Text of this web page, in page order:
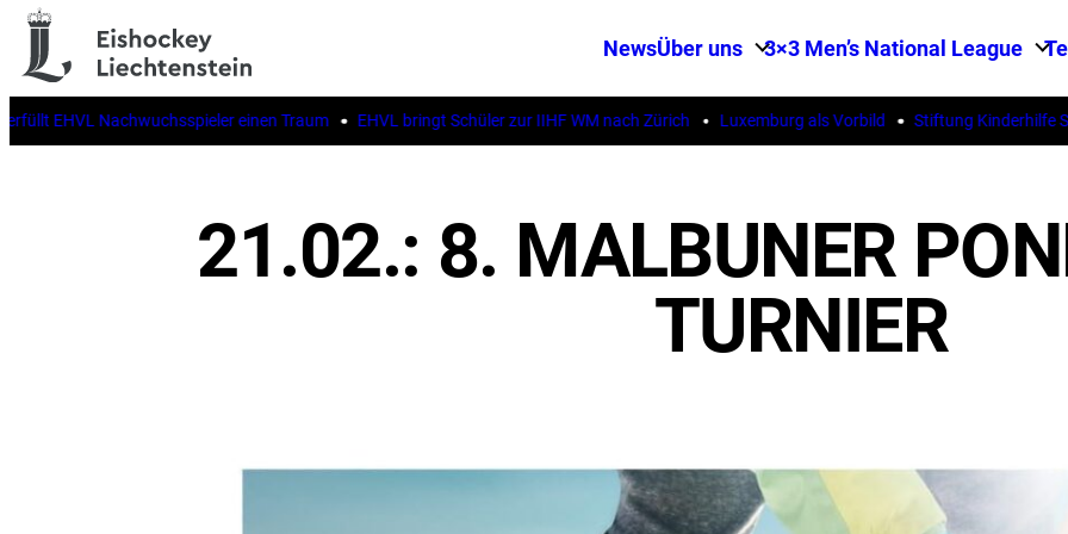
NewsÜber uns 3×3 Men’s National League
Nachwuchsspieler einen Traum EHVL bringt Schüler zur IIHF WM nach Zürich Luxemburg als Vorbild Stiftung Kinderhilfe
21.02.: 8. MALBUNER
TURNIER